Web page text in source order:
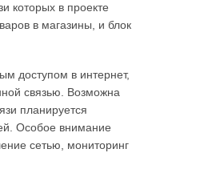
которых в проекте
в магазины, и блок
доступом в интернет,
связью. Возможна
планируется
Особое внимание
сетью, мониторинг